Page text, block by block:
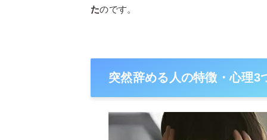
たのです。
突然辞める人の特徴・心理3